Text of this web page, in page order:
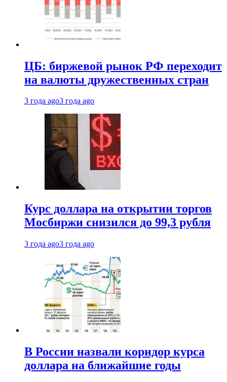
ЦБ: биржевой рынок РФ переходит
на валюты дружественных стран
3 года ago3 года ago
Курс доллара на открытии торгов
Мосбиржи снизился до 99,3 рубля
3 года ago3 года ago
В России назвали коридор курса
доллара на ближайшие годы